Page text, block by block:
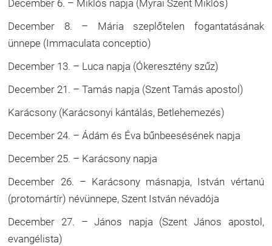
December 6. – Miklós napja (Myrai Szent Miklós)
December 8. – Mária szeplőtelen fogantatásának
ünnepe (Immaculata conceptio)
December 13. – Luca napja (Ókeresztény szűz)
December 21. – Tamás napja (Szent Tamás apostol)
Karácsony (Karácsonyi kántálás, Betlehemezés)
December 24. – Ádám és Éva bűnbeesésének napja
December 25. – Karácsony napja
December 26. – Karácsony másnapja, István vértanú
(protomártír) névünnepe, Szent István névadója
December 27. – János napja (Szent János apostol,
evangélista)